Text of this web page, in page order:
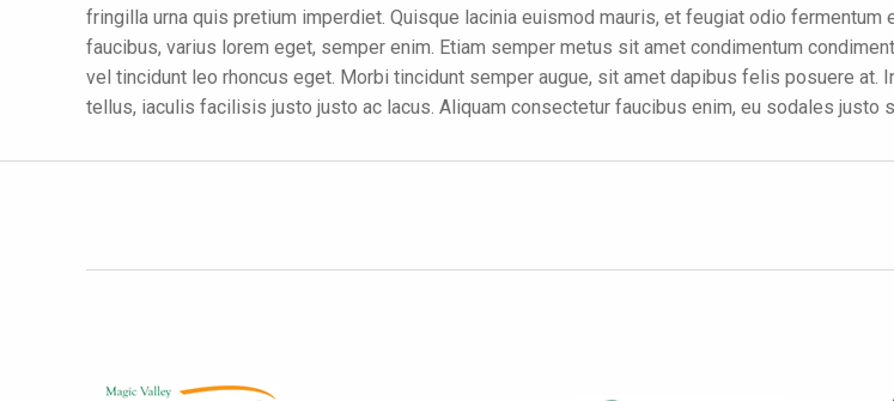
fringilla urna quis pretium imperdiet. Quisque lacinia euismod mauris, et feugiat odio fermentum
faucibus, varius lorem eget, semper enim. Etiam semper metus sit amet condimentum
vel tincidunt leo rhoncus eget. Morbi tincidunt semper augue, sit amet dapibus felis posuere
tellus, iaculis facilisis justo justo ac lacus. Aliquam consectetur faucibus enim, eu sodales